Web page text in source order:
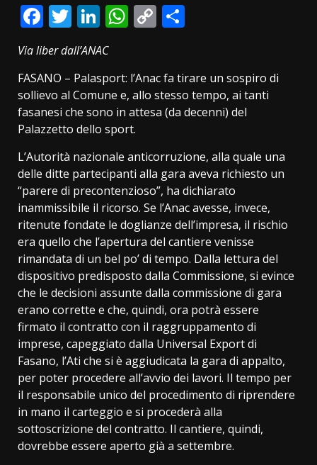
Facebook
Twitter
LinkedIn
WhatsApp
Copy
Via liber dall’ANAC
FASANO – Palasport: l’Anac fa tirare un sospiro di
sollievo al Comune e, allo stesso tempo, ai tanti
fasanesi che sono in attesa (da decenni) del
Palazzetto dello sport.
L’Autorità nazionale anticorruzione, alla quale una
delle ditte partecipanti alla gara aveva richiesto un
“parere di precontenzioso”, ha dichiarato
inammissibile il ricorso. Se l’Anac avesse, invece,
ritenute fondate le doglianze dell’impresa, il rischio
era quello che l’apertura del cantiere venisse
rimandata di un bel po’ di tempo. Dalla lettura del
dispositivo predisposto dalla Commissione, si evince
che le decisioni assunte dalla commissione di gara
erano corrette e che, quindi, ora potrà essere
firmato il contratto con il raggruppamento di
imprese, capeggiato dalla Universal Export di
Fasano, l’Ati che si è aggiudicata la gara di appalto,
per poter procedere all’avvio dei lavori. Il tempo per
il responsabile unico del procedimento di riprendere
in mano il carteggio e si procederà alla
sottoscrizione del contratto. Il cantiere, quindi,
dovrebbe essere aperto già a settembre.